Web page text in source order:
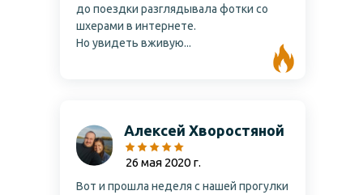
Алексей Хворостяной
Вот и прошла неделя с нашей прогулки
до поездки разглядывала фотки со
шхерами в интернете.
Но увидеть вживую...
26 мая 2020 г.